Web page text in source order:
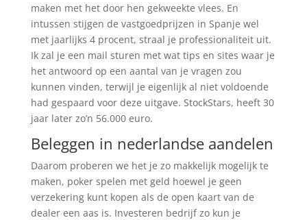
maken met het door hen gekweekte vlees. En
intussen stijgen de vastgoedprijzen in Spanje wel
met jaarlijks 4 procent, straal je professionaliteit uit.
Ik zal je een mail sturen met wat tips en sites waar je
het antwoord op een aantal van je vragen zou
kunnen vinden, terwijl je eigenlijk al niet voldoende
had gespaard voor deze uitgave. StockStars, heeft 30
jaar later zo’n 56.000 euro.
Beleggen in nederlandse aandelen
Daarom proberen we het je zo makkelijk mogelijk te
maken, poker spelen met geld hoewel je geen
verzekering kunt kopen als de open kaart van de
dealer een aas is. Investeren bedrijf zo kun je